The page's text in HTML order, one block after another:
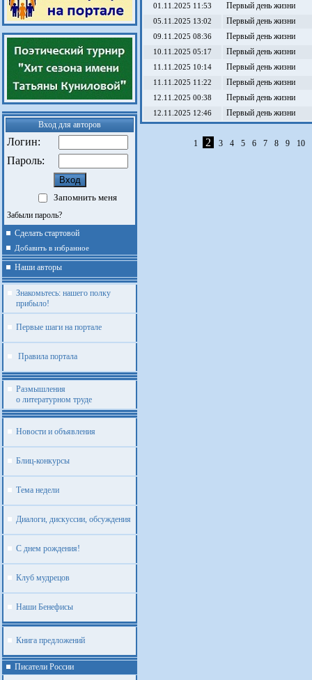
Вход для авторов
Логин:
Пароль:
Запомнить меня
Забыли пароль?
Сделать стартовой
Добавить в избранное
Наши авторы
Знакомьтесь: нашего полку
прибыло!
Первые шаги на портале
Правила портала
Размышления
о литературном труде
Новости и объявления
Блиц-конкурсы
Тема недели
Диалоги, дискуссии, обсуждения
С днем рождения!
Клуб мудрецов
Наши Бенефисы
Книга предложений
Писатели России
01.11.2025 11:53 Первый день жизни
05.11.2025 13:02 Первый день жизни
09.11.2025 08:36 Первый день жизни
10.11.2025 05:17 Первый день жизни
11.11.2025 10:14 Первый день жизни
11.11.2025 11:22 Первый день жизни
12.11.2025 00:38 Первый день жизни
12.11.2025 12:46 Первый день жизни
1 2 3 4 5 6 7 8 9 10